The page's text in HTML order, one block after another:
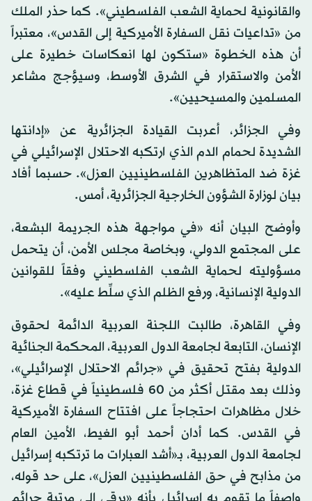
والقانونية لحماية الشعب الفلسطيني». كما حذر الملك
من «تداعيات نقل السفارة الأميركية إلى القدس»، معتبراً
أن هذه الخطوة «ستكون لها انعكاسات خطيرة على
الأمن والاستقرار في الشرق الأوسط، وسيؤجج مشاعر
المسلمين والمسيحيين».
وفي الجزائر، أعربت القيادة الجزائرية عن «إدانتها
الشديدة لحمام الدم الذي ارتكبه الاحتلال الإسرائيلي في
غزة ضد المتظاهرين الفلسطينيين العزل». حسبما أفاد
بيان لوزارة الشؤون الخارجية الجزائرية، أمس.
وأوضح البيان أنه «في مواجهة هذه الجريمة البشعة،
على المجتمع الدولي، وبخاصة مجلس الأمن، أن يتحمل
مسؤوليته لحماية الشعب الفلسطيني وفقاً للقوانين
الدولية الإنسانية، ورفع الظلم الذي سلِّط عليه».
وفي القاهرة، طالبت اللجنة العربية الدائمة لحقوق
الإنسان، التابعة لجامعة الدول العربية، المحكمة الجنائية
الدولية بفتح تحقيق في «جرائم الاحتلال الإسرائيلي»،
وذلك بعد مقتل أكثر من 60 فلسطينياً في قطاع غزة،
خلال مظاهرات احتجاجاً على افتتاح السفارة الأميركية
في القدس. كما أدان أحمد أبو الغيط، الأمين العام
لجامعة الدول العربية، بـ«أشد العبارات ما ترتكبه إسرائيل
من مذابح في حق الفلسطينيين العزل»، على حد قوله،